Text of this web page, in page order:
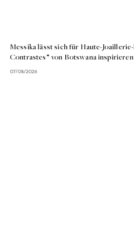
Messika lässt sich für Haute-
Contrastes“ von Botswana inspirieren
07/08/2026